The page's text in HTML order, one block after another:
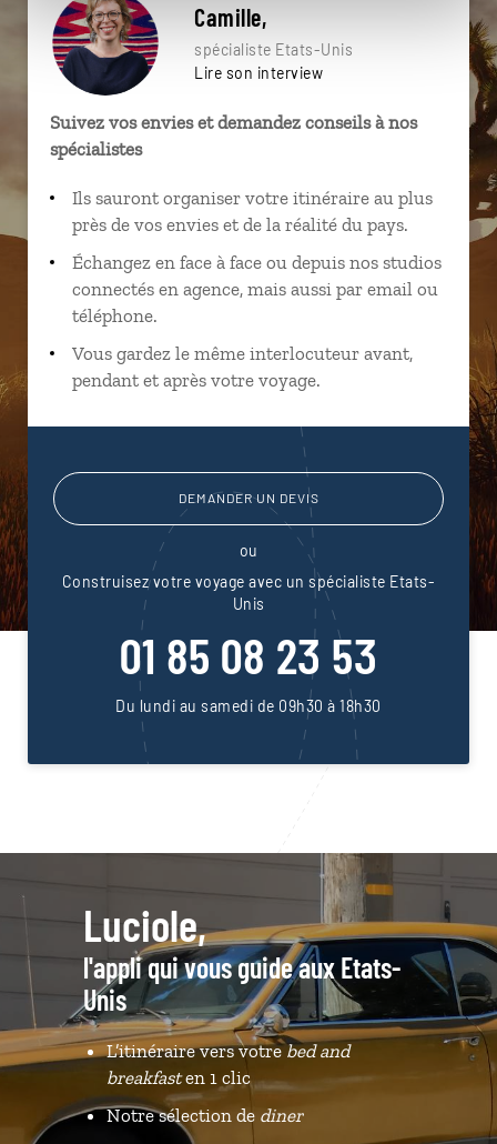
Camille,
spécialiste Etats-Unis
Lire son interview
Suivez vos envies et demandez conseils à nos
spécialistes
Ils sauront organiser votre itinéraire au plus
près de vos envies et de la réalité du pays.
Échangez en face à face ou depuis nos studios
connectés en agence, mais aussi par email ou
téléphone.
Vous gardez le même interlocuteur avant,
pendant et après votre voyage.
DEMANDER UN DEVIS
ou
Construisez votre voyage avec un spécialiste Etats-
Unis
01 85 08 23 53
Du lundi au samedi de 09h30 à 18h30
Luciole,
l'appli qui vous guide aux Etats-
Unis
L’itinéraire vers votrebed and
breakfasten 1 clic
Notre sélection de diner